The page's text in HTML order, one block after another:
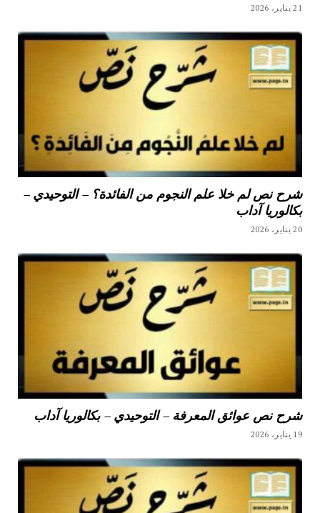
21 يناير، 2026
شرح نص لم خلا علم النجوم من الفائدة؟ – التوحيدي –
بكالوريا آداب
20 يناير، 2026
شرح نص عوائق المعرفة – التوحيدي – بكالوريا آداب
19 يناير، 2026